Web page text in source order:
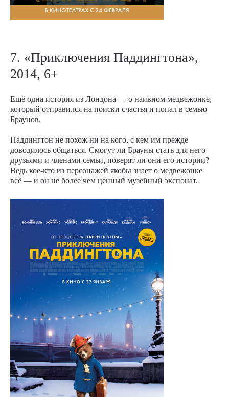
7. «Приключения Паддингтона»,
2014, 6+
Ещё одна история из Лондона — о наивном медвежонке,
который отправился на поиски счастья и попал в семью
Браунов.
Паддингтон не похож ни на кого, с кем им прежде
доводилось общаться. Смогут ли Брауны стать для него
друзьями и членами семьи, поверят ли они его истории?
Ведь кое-кто из персонажей якобы знает о медвежонке
всё — и он не более чем ценный музейный экспонат.